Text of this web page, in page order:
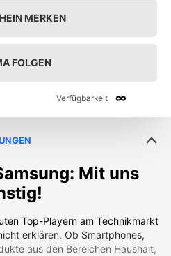
MERKEN
FOLGEN
Verfügbarkeit ∞
Mit uns
Top-Playern am Technikmarkt
erklären. Ob Smartphones,
aus den Bereichen Haushalt,